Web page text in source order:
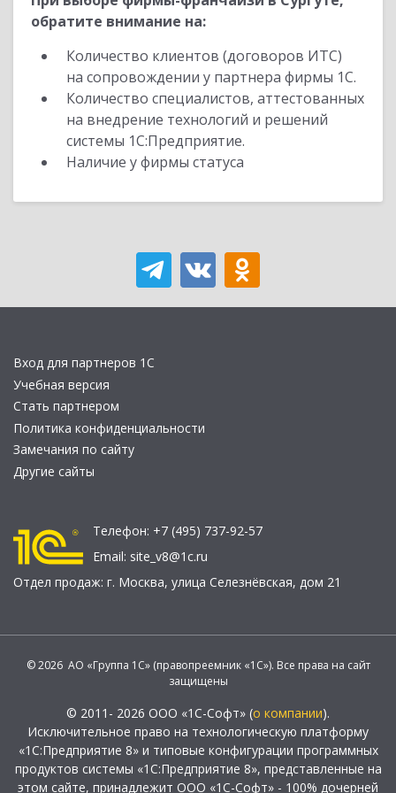
обратите внимание на:
Количество клиентов (договоров ИТС)
на сопровождении у партнера фирмы 1С.
Количество специалистов, аттестованных
на внедрение технологий и решений
системы 1С:Предприятие.
Наличие у фирмы статуса
Вход для партнеров 1С
Учебная версия
Стать партнером
Политика конфиденциальности
Замечания по сайту
Другие сайты
Телефон: +7 (495) 737-92-57
Email: site_v8@1c.ru
Отдел продаж: г. Москва, улица Селезнёвская, дом 21
© 2026 АО «Группа 1С» (правопреемник «1С»). Все права на сайт
защищены
© 2011- 2026 ООО «1С-Софт» (о компании).
Исключительное право на технологическую платформу
«1С:Предприятие 8» и типовые конфигурации программных
продуктов системы «1С:Предприятие 8», представленные на
этом сайте, принадлежит ООО «1С-Софт» - 100% дочерней